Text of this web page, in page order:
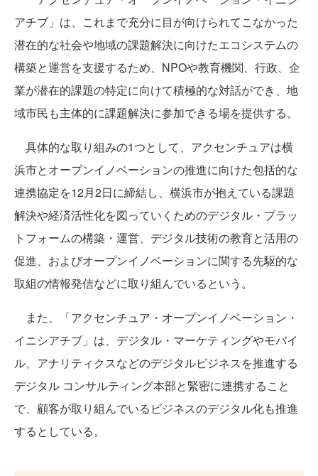
アチブ」は、これまで充分に目が向けられてこなかった
潜在的な社会や地域の課題解決に向けたエコシステムの
構築と運営を支援するため、NPOや教育機関、行政、企
業が潜在的課題の特定に向けて積極的な対話ができ、地
域市民も主体的に課題解決に参加できる場を提供する。
具体的な取り組みの1つとして、アクセンチュアは横
浜市とオープンイノベーションの推進に向けた包括的な
連携協定を12月2日に締結し、横浜市が抱えている課題
解決や経済活性化を図っていくためのデジタル・プラッ
トフォームの構築・運営、デジタル技術の教育と活用の
促進、およびオープンイノベーションに関する先駆的な
取組の情報発信などに取り組んでいるという。
また、「アクセンチュア・オープンイノベーション・
イニシアチブ」は、デジタル・マーケティングやモバイ
ル、アナリティクスなどのデジタルビジネスを推進する
デジタル コンサルティング本部と緊密に連携すること
で、顧客が取り組んでいるビジネスのデジタル化も推進
するとしている。